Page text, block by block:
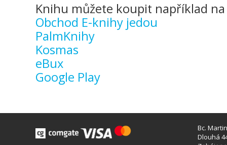
Knihu můžete koupit například
Obchod E-knihy jedou
PalmKnihy
Kosmas
eBux
Google Play
Bc.
Dlouhá